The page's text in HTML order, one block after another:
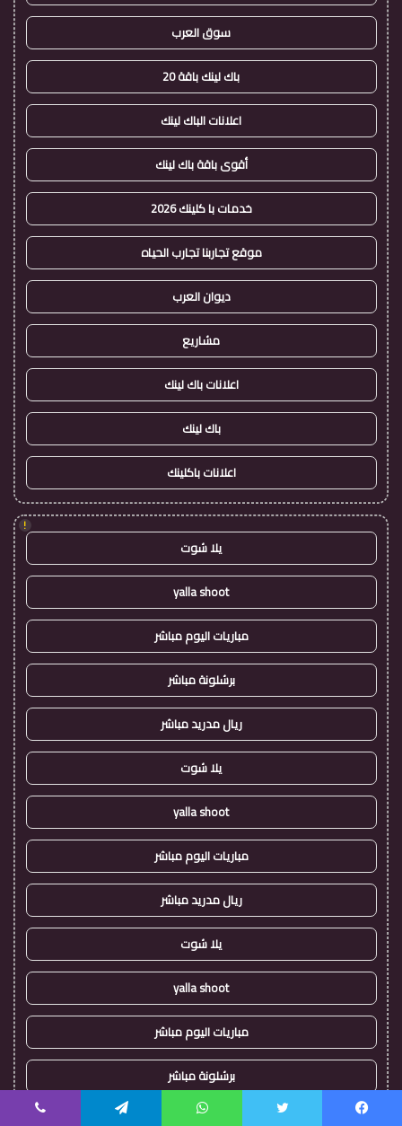
سوق العرب
باك لينك باقة 20
اعلانات الباك لينك
أقوى باقة باك لينك
خدمات با كلينك 2026
موقع تجاربنا تجارب الحياه
ديوان العرب
مشاريع
اعلانات باك لينك
باك لينك
اعلانات باكلينك
!
يلا شوت
yalla shoot
مباريات اليوم مباشر
برشلونة مباشر
ريال مدريد مباشر
يلا شوت
yalla shoot
مباريات اليوم مباشر
ريال مدريد مباشر
يلا شوت
yalla shoot
مباريات اليوم مباشر
برشلونة مباشر
ريال مدريد مباشر